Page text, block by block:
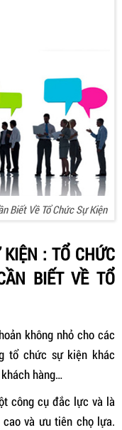
Biết Về Tổ Chức Sự Kiện
: TỔ CHỨC
BIẾT VỀ TỔ
không nhỏ cho các
tổ chức sự kiện khác
hàng…
công cụ đắc lực và là
và ưu tiên chọ lựa.